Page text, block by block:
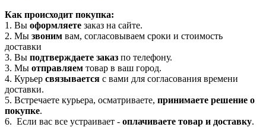
Как происходит покупка:
1. Вы оформляете заказ на сайте.
2. Мы звоним вам, согласовываем сроки и стоимость
доставки
3. Вы подтверждаете заказ по телефону.
3. Мы отправляем товар в ваш город.
4. Курьер связывается с вами для согласования времени
доставки.
5. Встречаете курьера, осматриваете, принимаете решение о
покупке.
6. Если вас все устраивает - оплачиваете товар и доставку.